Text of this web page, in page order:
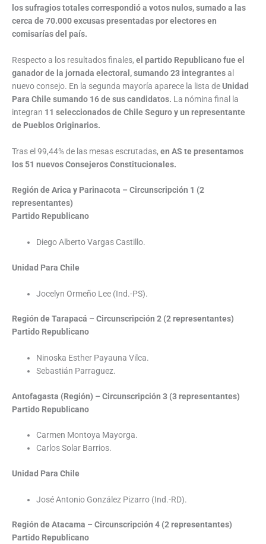
los sufragios totales correspondió a votos nulos, sumado a las
cerca de 70.000 excusas presentadas por electores en
comisarías del país.
Respecto a los resultados finales, el partido Republicano fue el
ganador de la jornada electoral, sumando 23 integrantesal
nuevo consejo. En la segunda mayoría aparece la lista deUnidad
Para Chile sumando 16 de sus candidatos. La nómina final la
integran 11 seleccionados de Chile Seguro y un representante
de Pueblos Originarios.
Tras el 99,44% de las mesas escrutadas, en AS te presentamos
los 51 nuevos Consejeros Constitucionales.
Región de Arica y Parinacota – Circunscripción 1 (2
representantes)
Partido Republicano
Diego Alberto Vargas Castillo.
Unidad Para Chile
Jocelyn Ormeño Lee (Ind.-PS).
Región de Tarapacá – Circunscripción 2 (2 representantes)
Partido Republicano
Ninoska Esther Payauna Vilca.
Sebastián Parraguez.
Antofagasta (Región) – Circunscripción 3 (3 representantes)
Partido Republicano
Carmen Montoya Mayorga.
Carlos Solar Barrios.
Unidad Para Chile
José Antonio González Pizarro (Ind.-RD).
Región de Atacama – Circunscripción 4 (2 representantes)
Partido Republicano